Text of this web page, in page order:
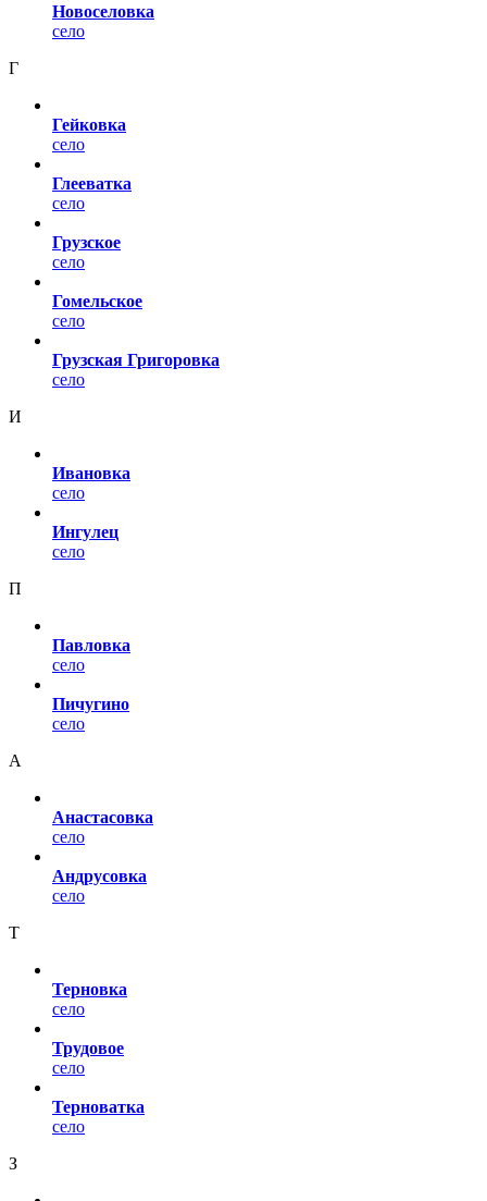
Новоселовка
село
Г
Гейковка
село
Глееватка
село
Грузское
село
Гомельское
село
Грузская Григоровка
село
И
Ивановка
село
Ингулец
село
П
Павловка
село
Пичугино
село
А
Анастасовка
село
Андрусовка
село
Т
Терновка
село
Трудовое
село
Терноватка
село
З